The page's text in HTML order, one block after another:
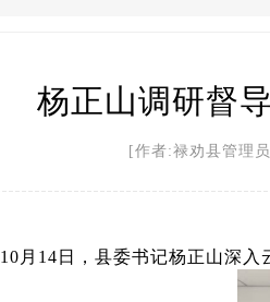
杨正山调研督
[作者:禄劝县
10月14日，县委书记杨正山深入